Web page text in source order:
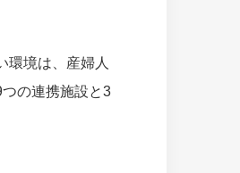
環境は、産婦人
の連携施設と3